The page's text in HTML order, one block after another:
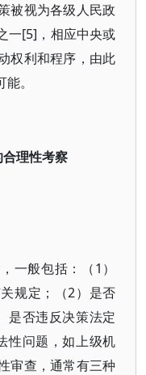
被视为各级人民政
一[5]，相应中央或
权利和程序，由此
。
理性考察
一般包括：（1）
规定；（2）是否
是否违反决策法定
性问题，如上级机
审查，通常有三种